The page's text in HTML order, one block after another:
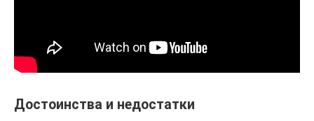
Достоинства и недостатки